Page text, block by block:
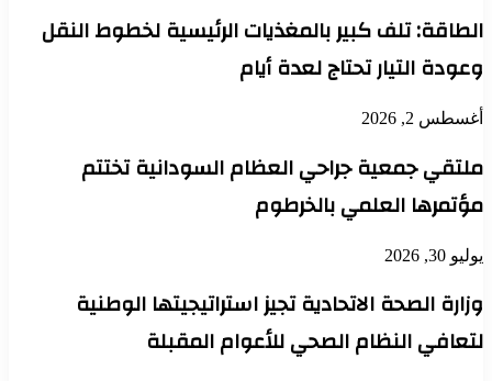
الطاقة: تلف كبير بالمغذيات الرئيسية لخطوط النقل
وعودة التيار تحتاج لعدة أيام
أغسطس 2, 2026
ملتقي جمعية جراحي العظام السودانية تختتم
مؤتمرها العلمي بالخرطوم
يوليو 30, 2026
وزارة الصحة الاتحادية تجيز استراتيجيتها الوطنية
لتعافي النظام الصحي للأعوام المقبلة